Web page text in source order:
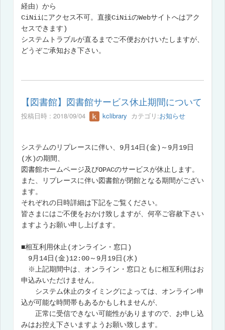
経由）から
CiNiiにアクセス不可。直接CiNiiのWebサイトへはアク
セスできます)
システムトラブルが直るまでご不便おかけいたしますが、
どうぞご承知おき下さい。
【図書館】図書館サービス休止期間について
投稿日時 : 2018/09/04 kclibrary カテゴリ:お知らせ
システムのリプレースに伴い、9月14日(金)～9月19日
(水)の期間、
図書館ホームページ及びOPACのサービスが休止します。
また、リプレースに伴い図書館が閉館となる期間がござい
ます。
それぞれの日時詳細は下記をご覧ください。
皆さまにはご不便をおかけ致しますが、何卒ご容赦下さい
ますようお願い申し上げます。
■相互利用休止(オンライン・窓口)
9月14日(金)12:00～9月19日(水)
※上記期間中は、オンライン・窓口ともに相互利用はお
申込みいただけません。
システム休止のタイミングによっては、オンライン申
込が可能な時間帯もあるかもしれませんが、
正常に受信できない可能性がありますので、お申し込
みはお控え下さいますようお願い致します。